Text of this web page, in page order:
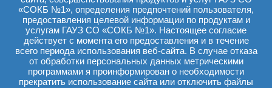
«СОКБ №1», определения предпочтений пользователя,
предоставления целевой информации по продуктам и
услугам ГАУЗ СО «СОКБ №1». Настоящее согласие
действует с момента его предоставления и в течение
всего периода использования веб-сайта. В случае отказа
от обработки персональных данных метрическими
программами я проинформирован о необходимости
прекратить использование сайта или отключить файлы